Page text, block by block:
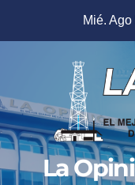
Mié.
La